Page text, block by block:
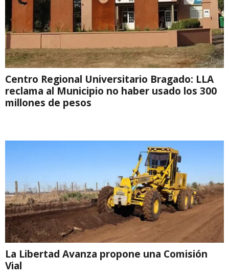
Centro Regional Universitario Bragado: LLA
reclama al Municipio no haber usado los 300
millones de pesos
La Libertad Avanza propone una Comisión
Vial